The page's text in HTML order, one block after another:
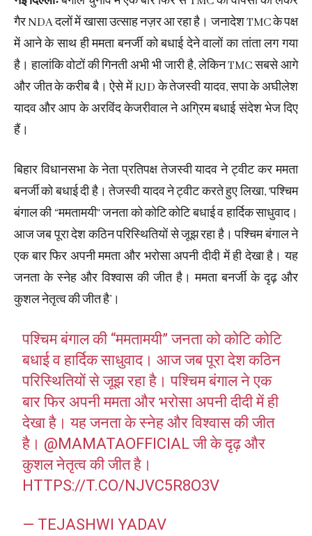
गैर NDA दलों में खासा उत्साह नज़र आ रहा है। जनादेश TMC के पक्ष
में आने के साथ ही ममता बनर्जी को बधाई देने वालों का तांता लग गया
है। हालांकि वोटों की गिनती अभी भी जारी है, लेकिन TMC सबसे आगे
और जीत के करीब बै। ऐसे में RJD के तेजस्वी यादव, सपा के अघीलेश
यादव और आप के अरविंद केजरीवाल ने अग्रिम बधाई संदेश भेज दिए
हैं।
बिहार विधानसभा के नेता प्रतिपक्ष तेजस्वी यादव ने ट्वीट कर ममता
बनर्जी को बधाई दी है। तेजस्वी यादव ने ट्वीट करते हुए लिखा, ‘पश्चिम
बंगाल की “ममतामयी” जनता को कोटि कोटि बधाई व हार्दिक साधुवाद।
आज जब पूरा देश कठिन परिस्थितियों से जूझ रहा है। पश्चिम बंगाल ने
एक बार फिर अपनी ममता और भरोसा अपनी दीदी में ही देखा है। यह
जनता के स्नेह और विश्वास की जीत है। ममता बनर्जी के दृढ़ और
कुशल नेतृत्व की जीत है’।
पश्चिम बंगाल की “ममतामयी” जनता को कोटि कोटि
बधाई व हार्दिक साधुवाद। आज जब पूरा देश कठिन
परिस्थितियों से जूझ रहा है। पश्चिम बंगाल ने एक
बार फिर अपनी ममता और भरोसा अपनी दीदी में ही
देखा है। यह जनता के स्नेह और विश्वास की जीत
है। @MAMATAOFFICIALजी के दृढ़ और
कुशल नेतृत्व की जीत है।
HTTPS://T.CO/NJVC5R8O3V
— TEJASHWI YADAV